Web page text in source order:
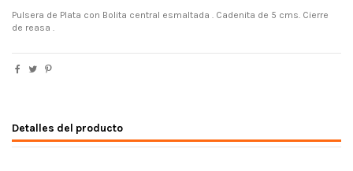
Pulsera de Plata con Bolita central esmaltada . Cadenita de 5 cms. Cierre
de reasa .
Detalles del producto